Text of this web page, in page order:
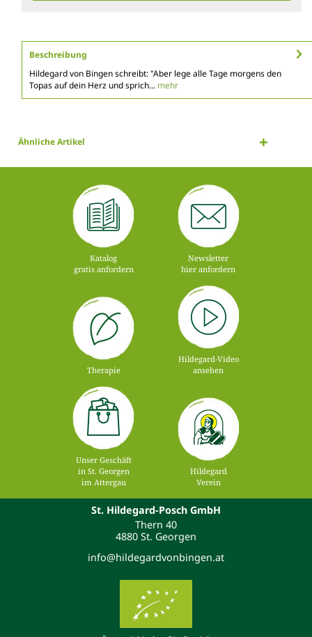
Beschreibung
Hildegard von Bingen schreibt: "Aber lege alle Tage morgens den
Topas auf dein Herz und sprich... mehr
Ähnliche Artikel
Katalog
gratis anfordern
Newsletter
hier anfordern
Therapie
Hildegard-Video
ansehen
Unser Geschäft
in St. Georgen
im Attergau
Hildegard
Verein
St. Hildegard-Posch GmbH
Thern 40
4880 St. Georgen
info@hildegardvonbingen.at